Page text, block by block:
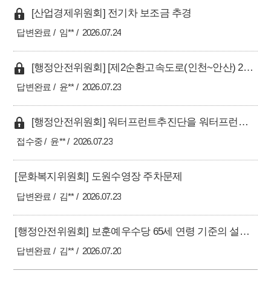
[산업경제위원회] 전기차 보조금 추경
답변완료 임** 2026.07.24
[행정안전위원회] [제2순환고속도로(인천~안산) 2구간 골든하버 통과안 관련] 외부 전문가 영입 및 전담 TF 설립 건의
답변완료 윤** 2026.07.23
[행정안전위원회] 워터프런트추진단을 워터프런트과(課)로 승격 및 전문직 과장 배치 건의
접수중 윤** 2026.07.23
[문화복지위원회] 도원수영장 주차문제
답변완료 김** 2026.07.23
[행정안전위원회] 보훈예우수당 65세 연령 기준의 설정 근거 및 단계적 개선방안 재검토 요청
답변완료 김** 2026.07.20